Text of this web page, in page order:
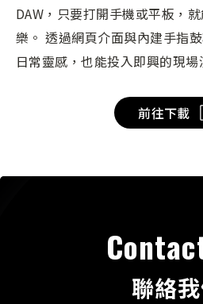
DAW，只要打開手機或平板，
樂。 透過網頁介面與內建手指
日常靈感，也能投入即興的現場
前往下載
聯絡